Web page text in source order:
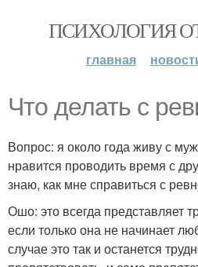
ПСИХОЛОГИЯ
главная
Что делать с
Вопрос: я около года живу с
нравится проводить время с
знаю, как мне справиться с
Ошо: это всегда представляет
если только она не начинает
случае это так и останется